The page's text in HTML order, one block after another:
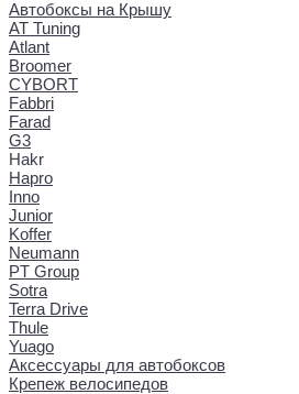
Автобоксы на Крышу
AT Tuning
Atlant
Broomer
CYBORT
Fabbri
Farad
G3
Hakr
Hapro
Inno
Junior
Koffer
Neumann
PT Group
Sotra
Terra Drive
Thule
Yuago
Аксессуары для автобоксов
Крепеж велосипедов